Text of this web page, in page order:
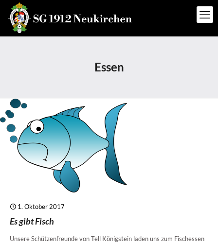
Essen
1. Oktober 2017
Es gibt Fisch
Unsere Schützenfreunde von Tell Königstein laden uns zum Fischessen